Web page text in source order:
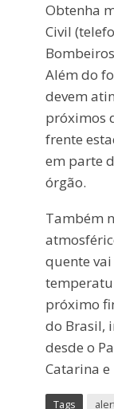
Obtenha
Civil
Além do
devem
próximos
frente
em parte
órgão.
Também
quente
próximo
do Brasil,
desde o
Catarina e
Tags